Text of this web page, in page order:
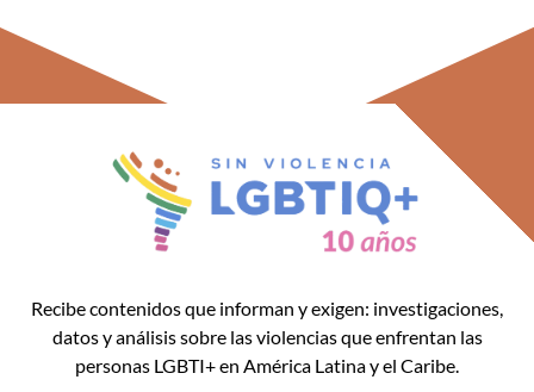
Recibe contenidos que informan y exigen: investigaciones,
datos y análisis sobre las violencias que enfrentan las
personas LGBTI+ en América Latina y el Caribe.